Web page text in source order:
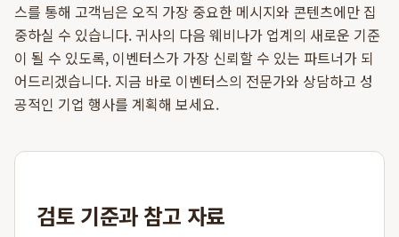
스를 통해 고객님은 오직 가장 중요한 메시지와 콘텐츠에만 집
중하실 수 있습니다. 귀사의 다음 웨비나가 업계의 새로운 기준
이 될 수 있도록, 이벤터스가 가장 신뢰할 수 있는 파트너가 되
어드리겠습니다. 지금 바로 이벤터스의 전문가와 상담하고 성
공적인 기업 행사를 계획해 보세요.
검토 기준과 참고 자료